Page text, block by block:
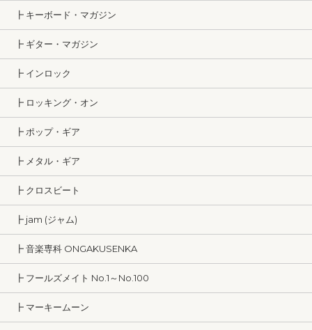
┣ キーボード・マガジン
┣ ギター・マガジン
┣ インロック
┣ ロッキング・オン
┣ ポップ・ギア
┣ メタル・ギア
┣ クロスビート
┣ jam (ジャム)
┣ 音楽専科 ONGAKUSENKA
┣ フールズメイト No.1～No.100
┣ マーキームーン